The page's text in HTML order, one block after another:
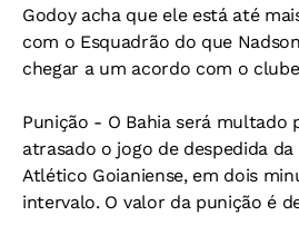
Godoy acha que ele está até
com o Esquadrão do que
chegar a um acordo com o
Punição - O Bahia será multado
atrasado o jogo de despedida
Atlético Goianiense, em dois
intervalo. O valor da punição é